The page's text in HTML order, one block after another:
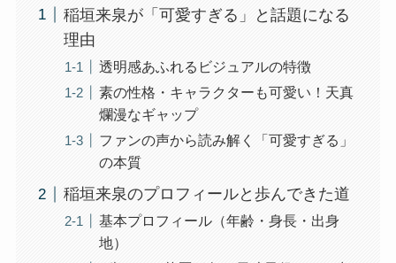
稲垣来泉が「可愛すぎる」と話題になる
理由
透明感あふれるビジュアルの特徴
素の性格・キャラクターも可愛い！天真
爛漫なギャップ
ファンの声から読み解く「可愛すぎる」
の本質
稲垣来泉のプロフィールと歩んできた道
基本プロフィール（年齢・身長・出身
地）